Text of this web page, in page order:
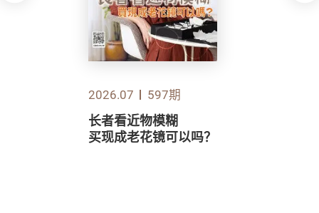
2026.07 597期
长者看近物模糊
买现成老花镜可以吗？